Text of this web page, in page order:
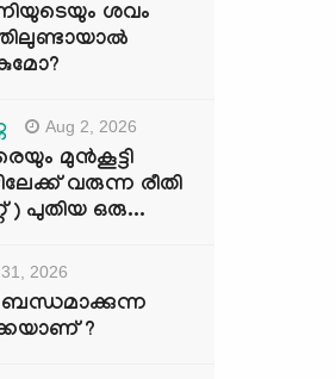
ശവം
Aug 2, 2026
മുൻകൂട്ടി
വരുന്ന രീതി
) പുതിയ ഒരു...
2026
?